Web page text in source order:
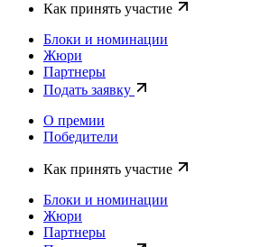
Как принять участие
Блоки и номинации
Жюри
Партнеры
Подать заявку
О премии
Победители
Как принять участие
Блоки и номинации
Жюри
Партнеры